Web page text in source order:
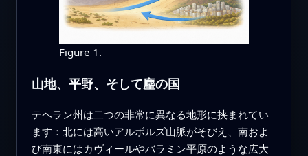
Figure 1.
山地、平野、そして塵の国
テヘラン州は二つの非常に異なる地形に挟まれてい
ます：北には高いアルボルズ山脈がそびえ、南およ
び南東にはカヴィールやバラミン平原のような広大